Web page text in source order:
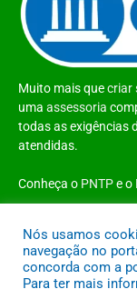
Muito mais quecriar
uma assessoria
todas as exigências
atendidas.
Conheça o PNTPe o
Todos os direitos
Nós usamos
navegação no
concorda com a
Para ter mais